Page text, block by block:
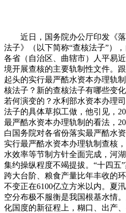
近日，国务院办公厅印发《落
法子》（以下简称“查核法子”）
各省（自治区、曲辖市）人平易
境开展查核的主要轨制性文件。
起头的实行最严酷水资本办理轨
核法子？新的查核法子有哪些变
若何演变的？水利部水资本办理
法子的具体草拟工做，他引见，
最严酷水资本办理轨制的看法，
白国务院对各省份落实最严酷水
实行最严酷水资本办理轨制查核
水效率等节制方针全面完成，河
集约操纵程度不竭提拔。“十四五
跨大台阶、粮食产量比年丰收的
不变正在6100亿立方米以内。夏
空分布极不服衡是我国根基水情
化国度的新征程上，糊口、出产